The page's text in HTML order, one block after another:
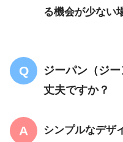
る機会が少ない
ジーパン（ジ
丈夫ですか？
シンプルなデザ